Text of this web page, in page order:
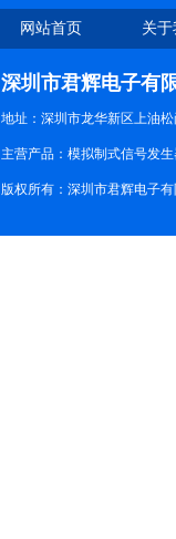
网站首页 关
深圳市君辉电子有
地址：深圳市龙华新区上油松
主营产品：模拟制式信号发
版权所有：深圳市君辉电子